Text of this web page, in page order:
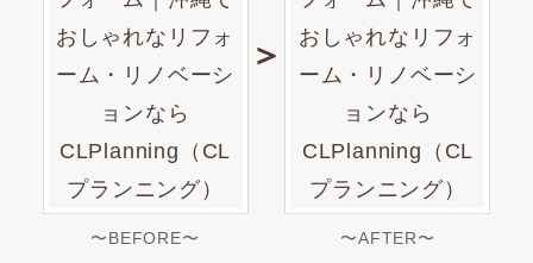
〜BEFORE〜
＞
〜AFTER〜